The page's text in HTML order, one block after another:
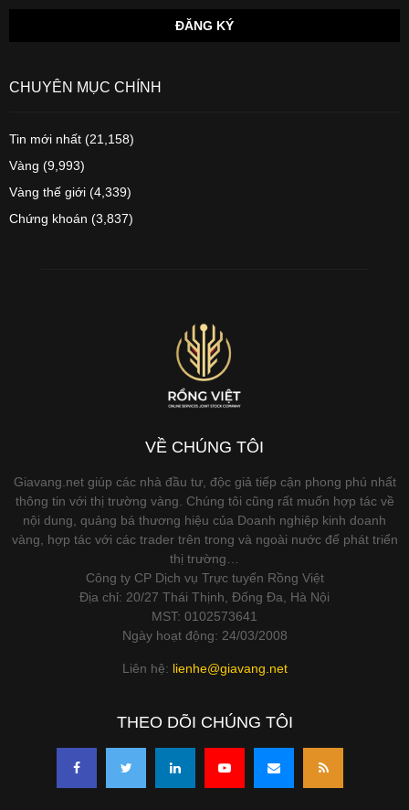
CHUYÊN MỤC CHÍNH
Tin mới nhất (21,158)
Vàng (9,993)
Vàng thế giới (4,339)
Chứng khoán (3,837)
VỀ CHÚNG TÔI
Giavang.net giúp các nhà đầu tư, độc giả tiếp cận phong phú nhất
thông tin với thị trường vàng. Chúng tôi cũng rất muốn hợp tác về
nội dung, quảng bá thương hiệu của Doanh nghiệp kinh doanh
vàng, hợp tác với các trader trên trong và ngoài nước để phát triển
thị trường…
Công ty CP Dịch vụ Trực tuyến Rồng Việt
Địa chỉ: 20/27 Thái Thịnh, Đống Đa, Hà Nội
MST: 0102573641
Ngày hoạt động: 24/03/2008
Liên hệ: lienhe@giavang.net
THEO DÕI CHÚNG TÔI